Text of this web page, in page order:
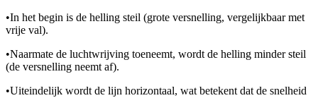
•In het begin is de helling steil (grote versnelling, vergelijkbaar met
vrije val).
•Naarmate de luchtwrijving toeneemt, wordt de helling minder steil
(de versnelling neemt af).
•Uiteindelijk wordt de lijn horizontaal, wat betekent dat de snelheid